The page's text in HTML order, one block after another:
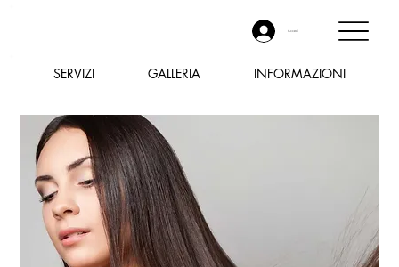
Accedi
SERVIZI GALLERIA INFORMAZIONI